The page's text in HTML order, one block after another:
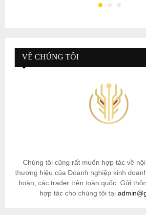
VỀ CHÚNG TÔI
Chúng tôi cũng rất muốn hợp tác về
thương hiệu của Doanh nghiệp kinh
hoàn, các trader trên toàn quốc. Gửi
hợp tác cho chúng tôi tại